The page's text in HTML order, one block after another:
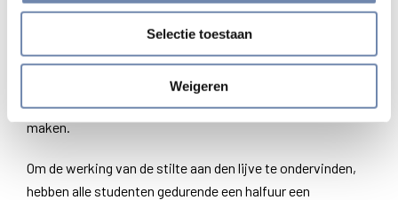
Selectie toestaan
Weigeren
worden. Wie de ontmoeting met de stilte durft aan te gaan
kan er een rijper, een wijzer man van worden. Dat betekent
niet dat de mens zich door middel van meditatietrucjes
omhoog kan werken. Positieve stilte is een gave die de
mens krijgt, al kan men zich er wel ontvankelijk voor
maken.
Om de werking van de stilte aan den lijve te ondervinden,
hebben alle studenten gedurende een halfuur een